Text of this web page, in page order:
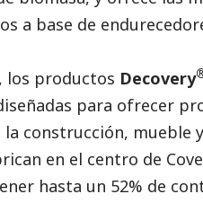
a base de
los productos Decovery
para ofrecer
la construcción, mueble
en el centro de
hasta un 52% de